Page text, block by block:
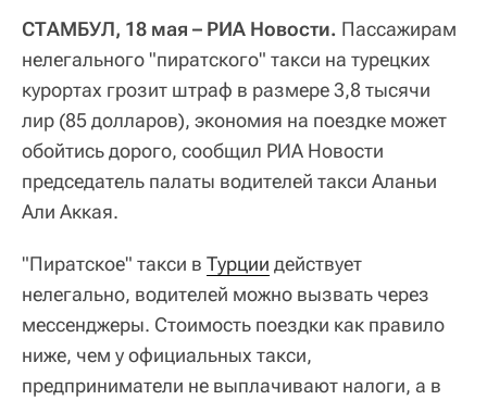
СТАМБУЛ, 18 мая – РИА Новости. Пассажирам
нелегального "пиратского" такси на турецких
курортах грозит штраф в размере 3,8 тысячи
лир (85 долларов), экономия на поездке может
обойтись дорого, сообщил РИА Новости
председатель палаты водителей такси Аланьи
Али Аккая.
"Пиратское" такси в Турции действует
нелегально, водителей можно вызвать через
мессенджеры. Стоимость поездки как правило
ниже, чем у официальных такси,
предприниматели не выплачивают налоги, а в